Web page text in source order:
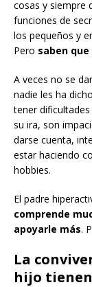
cosas y siempre
funciones de
los pequeños y
Pero saben
A veces no se
nadie les ha
tener
su ira, son
darse cuenta,
estar haciendo
hobbies.
El padre
comprende
apoyarle más.
La
hijo tienen